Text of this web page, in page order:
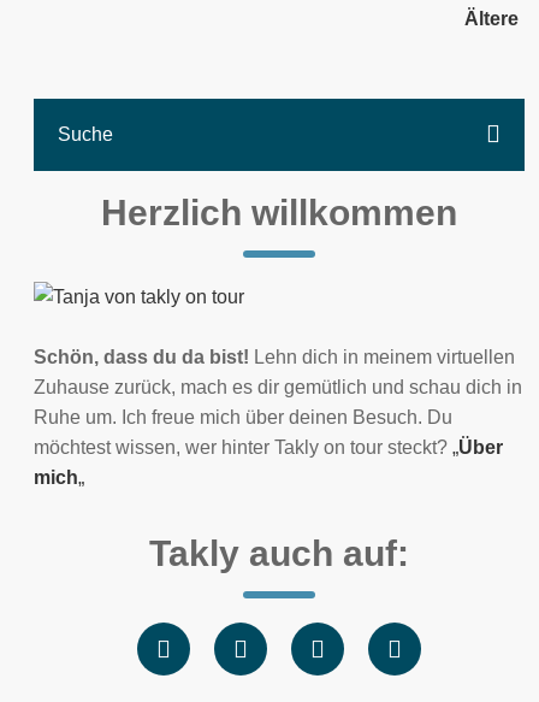
Ältere
Herzlich willkommen
Schön, dass du da bist! Lehn dich in meinem virtuellen
Zuhause zurück, mach es dir gemütlich und schau dich in
Ruhe um. Ich freue mich über deinen Besuch. Du
möchtest wissen, wer hinter Takly on tour steckt? „Über
mich„
Takly auch auf: